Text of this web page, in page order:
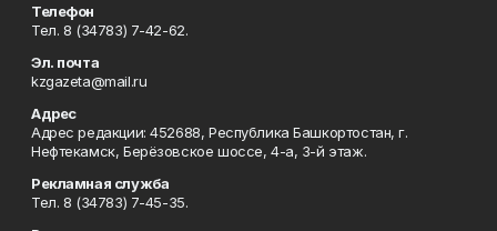
Телефон
Тел. 8 (34783) 7-42-62.
Эл. почта
kzgazeta@mail.ru
Адрес
Адрес редакции: 452688, Республика Башкортостан, г.
Нефтекамск, Берёзовское шоссе, 4-а, 3-й этаж.
Рекламная служба
Тел. 8 (34783) 7-45-35.